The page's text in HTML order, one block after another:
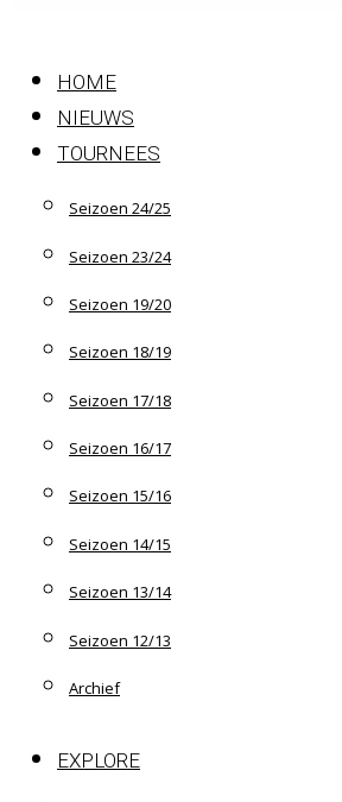
content
HOME
NIEUWS
TOURNEES
Seizoen 24/25
Seizoen 23/24
Seizoen 19/20
Seizoen 18/19
Seizoen 17/18
Seizoen 16/17
Seizoen 15/16
Seizoen 14/15
Seizoen 13/14
Seizoen 12/13
Archief
EXPLORE